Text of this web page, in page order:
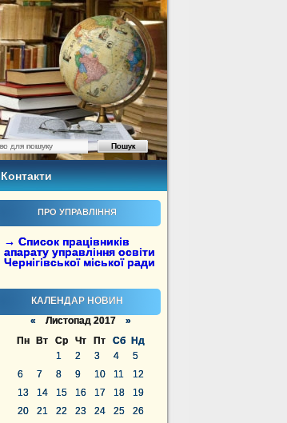
Контакти
ПРО УПРАВЛІННЯ
→ Список працівників
апарату управління освіти
Чернігівської міської ради
КАЛЕНДАР НОВИН
« Листопад 2017 »
Пн
Вт Ср Чт Пт Сб
Нд
1
2 3 4
5
6
7 8 9 10 11
12
13
14 15 16 17 18
19
20
21 22 23 24 25
26